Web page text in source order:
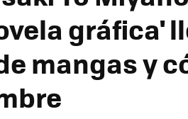
gráfica'
mangas y